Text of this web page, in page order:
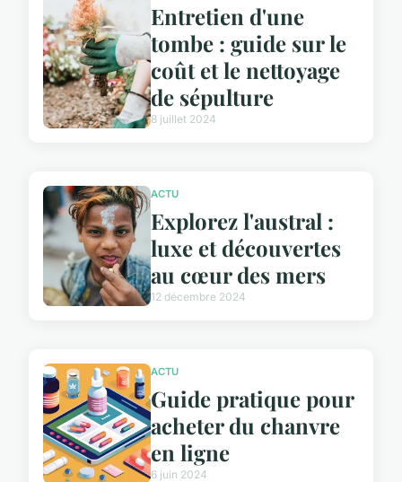
Entretien d'une
tombe : guide sur le
coût et le nettoyage
de sépulture
8 juillet 2024
ACTU
Explorez l'austral :
luxe et découvertes
au cœur des mers
12 décembre 2024
ACTU
Guide pratique pour
acheter du chanvre
en ligne
6 juin 2024